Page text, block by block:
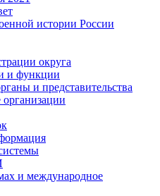
истории России
округа
и функции
и представительства
и международное